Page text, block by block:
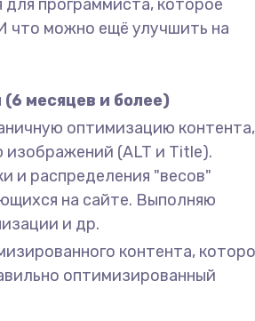
программиста, которое
что можно ещё улучшить на
месяцев и более)
оптимизацию
(ALT и Title).
и распределения "весов"
на сайте. Выполняю
и др.
контента,
оптимизированный